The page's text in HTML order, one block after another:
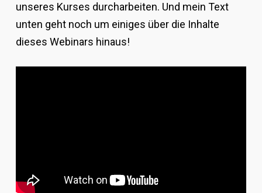
unseres Kurses durcharbeiten. Und mein Text
unten geht noch um einiges über die Inhalte
dieses Webinars hinaus!